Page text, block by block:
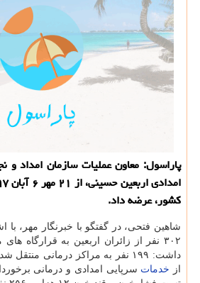
پاراسول: معاون عملیات سازمان امداد
كشور، عرضه داد.
۳۰۲ نفر از زائران اربعین به قرارگاه
از خدمات سرپایی امدادی و درمانی